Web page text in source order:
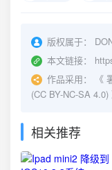
版权属于：
本文链接：
作品采用：
《
(CC BY-NC-SA 4.0)
相关推荐